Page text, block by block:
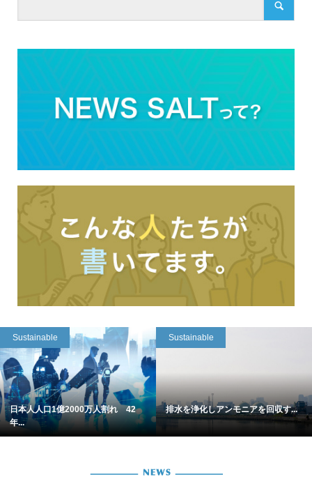
Sustainable
日本人人口1億2000万人割れ 42
年...
Sustainable
排水を浄化しアンモニアを回収す...